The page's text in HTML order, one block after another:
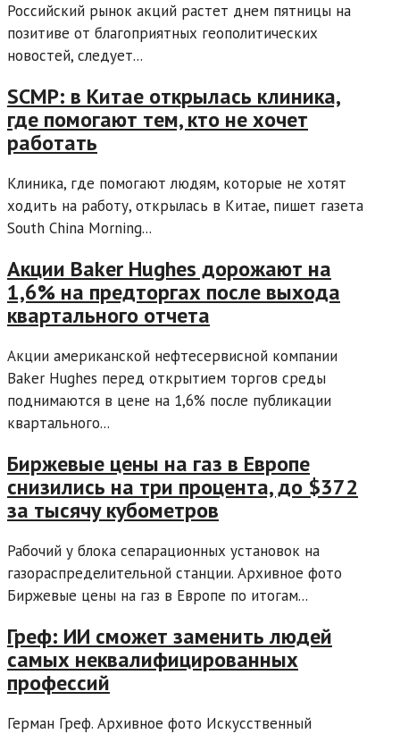
Российский рынок акций растет днем пятницы на
позитиве от благоприятных геополитических
новостей, следует...
SCMP: в Китае открылась клиника,
где помогают тем, кто не хочет
работать
Клиника, где помогают людям, которые не хотят
ходить на работу, открылась в Китае, пишет газета
South China Morning...
Акции Baker Hughes дорожают на
1,6% на предторгах после выхода
квартального отчета
Акции американской нефтесервисной компании
Baker Hughes перед открытием торгов среды
поднимаются в цене на 1,6% после публикации
квартального...
Биржевые цены на газ в Европе
снизились на три процента, до $372
за тысячу кубометров
Рабочий у блока сепарационных установок на
газораспределительной станции. Архивное фото
Биржевые цены на газ в Европе по итогам...
Греф: ИИ сможет заменить людей
самых неквалифицированных
профессий
Герман Греф. Архивное фото Искусственный